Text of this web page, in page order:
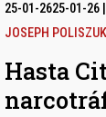
25-01-2625-01-26
JOSEPH POLISZUK
Hasta